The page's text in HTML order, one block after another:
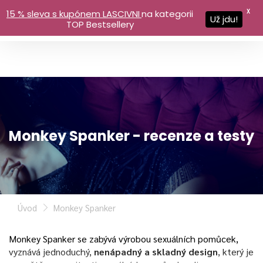
Monkey Spanker - recenze a testy
Úvod Monkey Spanker
Monkey Spanker se zabývá výrobou sexuálních pomůcek,
vyznává jednoduchý, nenápadný a skladný design, který je
15 % sleva s kupónem LASCIVNIna kategorii
TOP Bestsellery
Už jdu!
X